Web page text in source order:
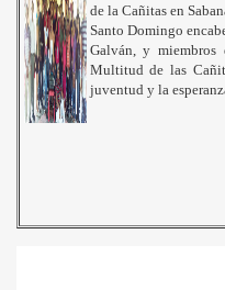
de la Cañitas en
Santo Domingo
Galván, y
Multitud de las
juventud y la